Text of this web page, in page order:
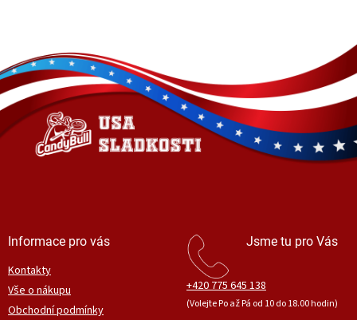
á
p
a
í
Informace pro vás
Kontakty
Vše o nákupu
Obchodní podmínky
Jsme tu pro Vás
+420 775 645 138
(Volejte Po až Pá od 10 do 18.00 hodin)